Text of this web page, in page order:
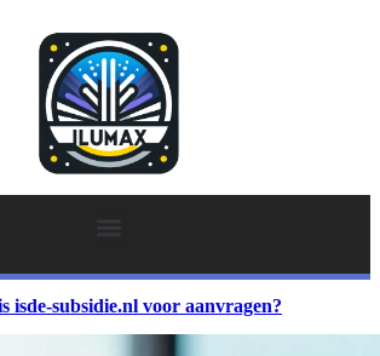
isde-subsidie.nl voor aanvragen?